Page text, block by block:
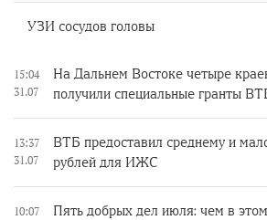
УЗИ сосудов головы
15:04
31.07
На Дальнем Востоке четыре
получили специальные гранты
13:37
31.07
ВТБ предоставил среднему и
рублей для ИЖС
10:07
Пять добрых дел июля: чем в